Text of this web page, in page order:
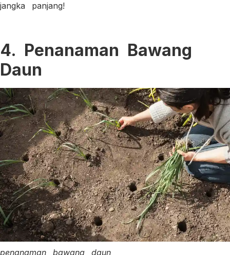
jangka panjang!
4. Penanaman Bawang
Daun
penanaman bawang daun